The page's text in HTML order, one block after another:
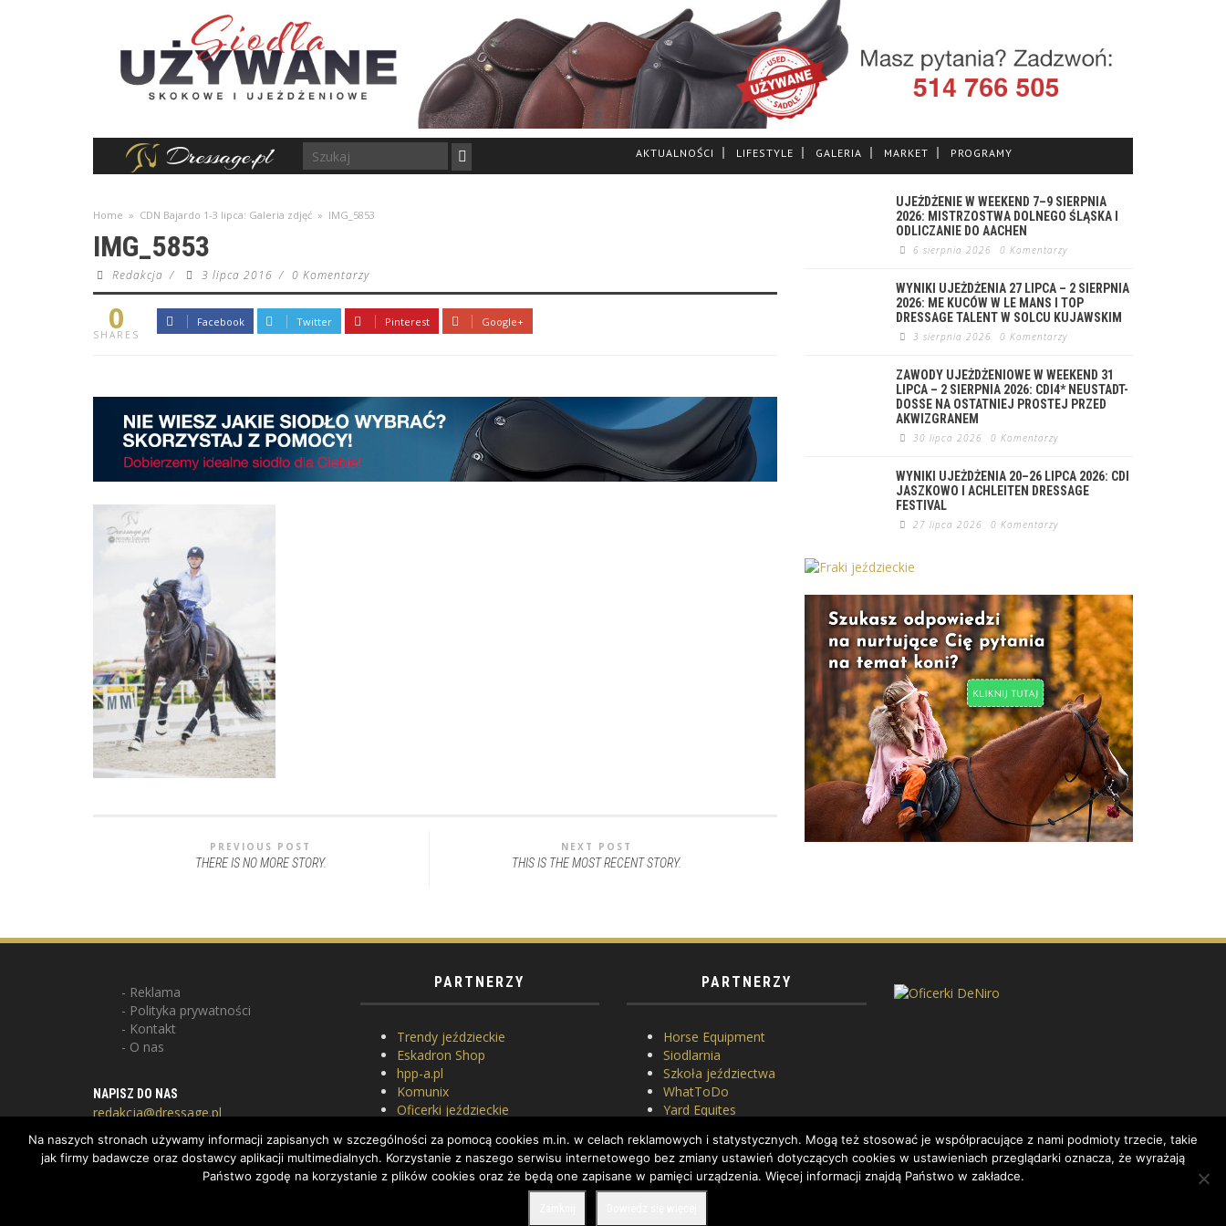
AKTUALNOŚCI LIFESTYLE GALERIA MARKET PROGRAMY
Home » CDN Bajardo 1-3 lipca: Galeria zdjęć » IMG_5853
IMG_5853
Redakcja / 3 lipca 2016 / 0 Komentarzy
0
SHARES
Facebook Twitter Pinterest Google+
PREVIOUS POST
THERE IS NO MORE STORY.
NEXT POST
THIS IS THE MOST RECENT STORY.
UJEŻDŻENIE W WEEKEND 7–9 SIERPNIA
2026: MISTRZOSTWA DOLNEGO ŚLĄSKA I
ODLICZANIE DO AACHEN
6 sierpnia 2026 0 Komentarzy
WYNIKI UJEŻDŻENIA 27 LIPCA – 2 SIERPNIA
2026: ME KUCÓW W LE MANS I TOP
DRESSAGE TALENT W SOLCU KUJAWSKIM
3 sierpnia 2026 0 Komentarzy
ZAWODY UJEŻDŻENIOWE W WEEKEND 31
LIPCA – 2 SIERPNIA 2026: CDI4* NEUSTADT-
DOSSE NA OSTATNIEJ PROSTEJ PRZED
AKWIZGRANEM
30 lipca 2026 0 Komentarzy
WYNIKI UJEŻDŻENIA 20–26 LIPCA 2026: CDI
JASZKOWO I ACHLEITEN DRESSAGE
FESTIVAL
27 lipca 2026 0 Komentarzy
Reklama
Polityka prywatności
Kontakt
O nas
NAPISZ DO NAS
redakcja@dressage.pl
PARTNERZY
Trendy jeździeckie
Eskadron Shop
hpp-a.pl
Komunix
Oficerki jeździeckie
Gerlach
PARTNERZY
Horse Equipment
Siodlarnia
Szkoła jeździectwa
WhatToDo
Yard Equites
Na naszych stronach używamy informacji zapisanych w szczególności za pomocą cookies m.in. w celach reklamowych i statystycznych. Mogą też stosować je współpracujące z nami podmioty trzecie, takie
jak firmy badawcze oraz dostawcy aplikacji multimedialnych. Korzystanie z naszego serwisu internetowego bez zmiany ustawień dotyczących cookies w ustawieniach przeglądarki oznacza, że wyrażają
Państwo zgodę na korzystanie z plików cookies oraz że będą one zapisane w pamięci urządzenia. Więcej informacji znajdą Państwo w zakładce.